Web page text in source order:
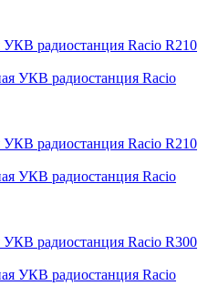
УКВ радиостанция Racio R210
УКВ радиостанция Racio R210
УКВ радиостанция Racio R300